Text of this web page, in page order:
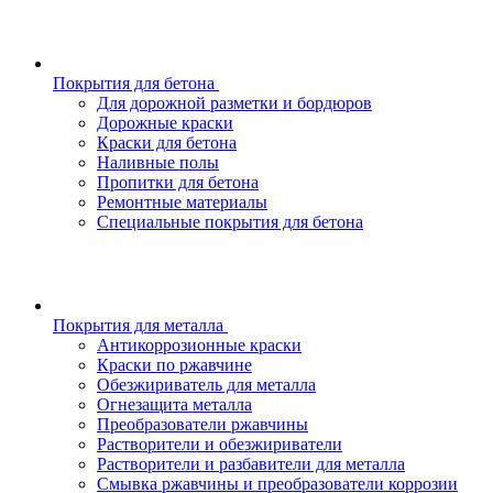
Покрытия для бетона
Для дорожной разметки и бордюров
Дорожные краски
Краски для бетона
Наливные полы
Пропитки для бетона
Ремонтные материалы
Специальные покрытия для бетона
Покрытия для металла
Антикоррозионные краски
Краски по ржавчине
Обезжириватель для металла
Огнезащита металла
Преобразователи ржавчины
Растворители и обезжириватели
Растворители и разбавители для металла
Смывка ржавчины и преобразователи коррозии